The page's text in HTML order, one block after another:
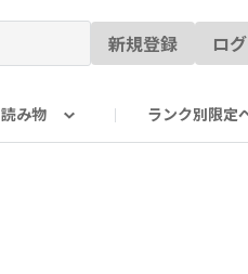
新規登録 ロ
読み物 ランク別限定